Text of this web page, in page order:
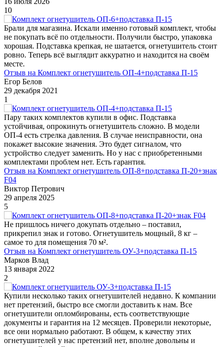
10
Брали для магазина. Искали именно готовый комплект, чтобы
не покупать всё по отдельности. Получили быстро, упаковка
хорошая. Подставка крепкая, не шатается, огнетушитель стоит
ровно. Теперь всё выглядит аккуратно и находится на своём
месте.
Отзыв на Комплект огнетушитель ОП-4+подставка П-15
Егор Белов
29 декабря 2021
1
Пару таких комплектов купили в офис. Подставка
устойчивая, опрокинуть огнетушитель сложно. В модели
ОП-4 есть стрелка давления. В случае неисправности, она
покажет высокие значения. Это будет сигналом, что
устройство следует заменить. Но у нас с приобретенными
комплектами проблем нет. Есть гарантия.
Отзыв на Комплект огнетушитель ОП-8+подставка П-20+знак
F04
Виктор Петрович
29 апреля 2025
5
Не пришлось ничего докупать отдельно – поставил,
прикрепил знак и готово. Огнетушитель мощный, 8 кг –
самое то для помещения 70 м².
Отзыв на Комплект огнетушитель ОУ-3+подставка П-15
Марков Влад
13 января 2022
2
Купили несколько таких огнетушителей недавно. К компании
нет претензий, быстро все смогли доставить к нам. Все
огнетушители опломбированы, есть соответствующие
документы и гарантия на 12 месяцев. Проверили некоторые,
все они нормально работают. В общем, к качеству этих
огнетушителей у нас претензий нет, вполне довольны и